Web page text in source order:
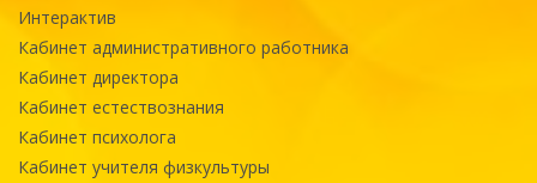
Интерактив
Кабинет административного работника
Кабинет директора
Кабинет естествознания
Кабинет психолога
Кабинет учителя физкультуры